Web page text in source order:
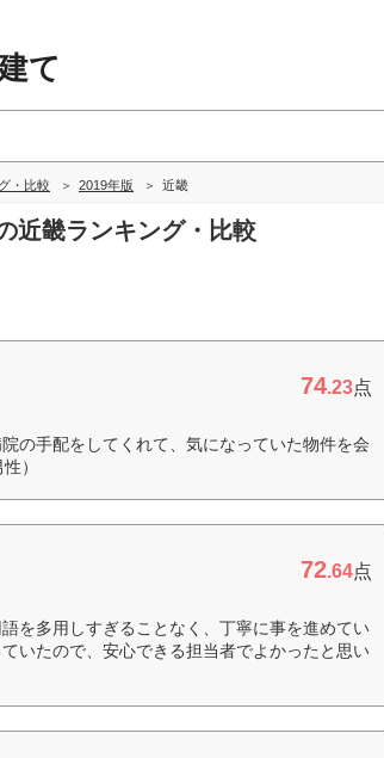
て
・比較 2019年版 近畿
近畿ランキング・比較
74.23点
の手配をしてくれて、気になっていた物件を会
）
72.64点
を多用しすぎることなく、丁寧に事を進めてい
いたので、安心できる担当者でよかったと思い